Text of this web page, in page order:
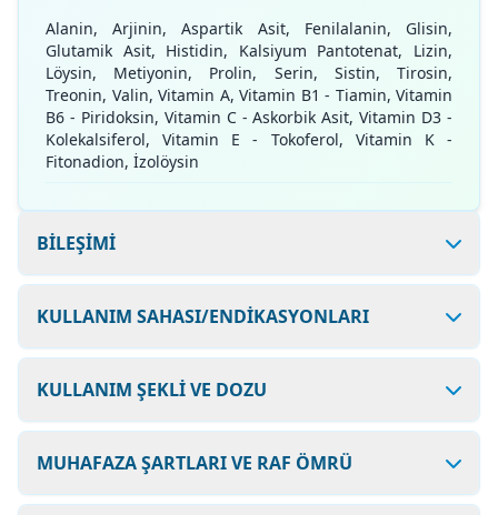
Alanin, Arjinin, Aspartik Asit, Fenilalanin, Glisin,
Glutamik Asit, Histidin, Kalsiyum Pantotenat, Lizin,
Löysin, Metiyonin, Prolin, Serin, Sistin, Tirosin,
Treonin, Valin, Vitamin A, Vitamin B1 - Tiamin, Vitamin
B6 - Piridoksin, Vitamin C - Askorbik Asit, Vitamin D3 -
Kolekalsiferol, Vitamin E - Tokoferol, Vitamin K -
Fitonadion, İzolöysin
BİLEŞİMİ
KULLANIM SAHASI/ENDİKASYONLARI
KULLANIM ŞEKLİ VE DOZU
MUHAFAZA ŞARTLARI VE RAF ÖMRÜ